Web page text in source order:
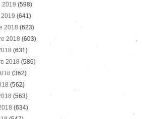
2019 (598)
(641)
2018 (623)
2018 (603)
(631)
2018 (586)
(362)
(562)
(563)
(634)